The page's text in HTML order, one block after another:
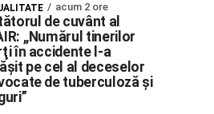
acum 2 ore
de cuvânt al
,,Numărul tinerilor
în accidente l-a
pe cel al deceselor
de tuberculoză şi